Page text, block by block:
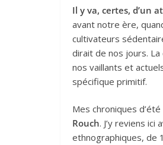
Il y va, certes, d’un
avant notre ère,
cultivateurs
dirait de nos jours. La
nos vaillants et
spécifique primitif.
Mes chroniques
Rouch. J’y reviens ici
ethnographiques, de